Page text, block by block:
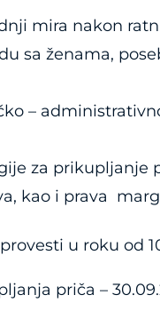
mira nakon
sa ženama,
–
za
kao i prava
u roku od
priča –